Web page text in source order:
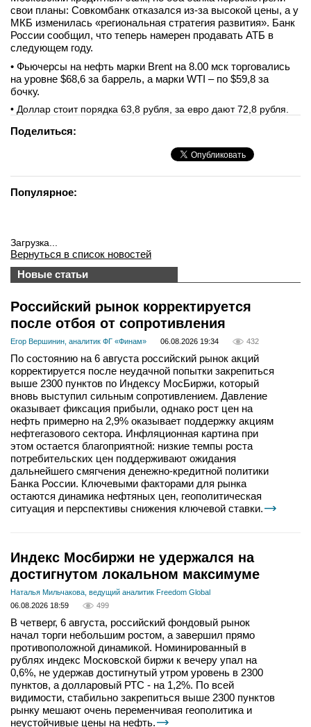
свои планы: Совкомбанк отказался из-за высокой цены, а у
МКБ изменилась «региональная стратегия развития». Банк
России сообщил, что теперь намерен продавать АТБ в
следующем году.
• Фьючерсы на нефть марки Brent на 8.00 мск торговались
на уровне $68,6 за баррель, а марки WTI – по $59,8 за
бочку.
• Доллар стоит порядка 63,8 рубля, за евро дают 72,8 рубля.
Поделиться:
Популярное:
Загрузка...
Вернуться в список новостей
Новые статьи
Российский рынок корректируется
после отбоя от сопротивления
Егор Вершинин, аналитик ФГ «Финам» 06.08.2026 19:34 432
По состоянию на 6 августа российский рынок акций
корректируется после неудачной попытки закрепиться
выше 2300 пунктов по Индексу МосБиржи, который
вновь выступил сильным сопротивлением. Давление
оказывает фиксация прибыли, однако рост цен на
нефть примерно на 2,9% оказывает поддержку акциям
нефтегазового сектора. Инфляционная картина при
этом остается благоприятной: низкие темпы роста
потребительских цен поддерживают ожидания
дальнейшего смягчения денежно-кредитной политики
Банка России. Ключевыми факторами для рынка
остаются динамика нефтяных цен, геополитическая
ситуация и перспективы снижения ключевой ставки.
Индекс Мосбиржи не удержался на
достигнутом локальном максимуме
Наталья Мильчакова, ведущий аналитик Freedom Global
06.08.2026 18:59
499
В четверг, 6 августа, российский фондовый рынок
начал торги небольшим ростом, а завершил прямо
противоположной динамикой. Номинированный в
рублях индекс Московской биржи к вечеру упал на
0,6%, не удержав достигнутый утром уровень в 2300
пунктов, а долларовый РТС - на 1,2%. По всей
видимости, стабильно закрепиться выше 2300 пунктов
рынку мешают очень переменчивая геополитика и
неустойчивые цены на нефть.